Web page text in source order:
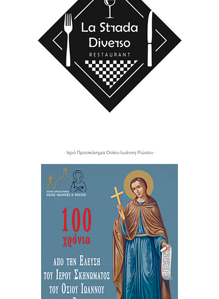
- Ιερό Προσκύνημα Οσίου Ιωάννη Ρώσου -